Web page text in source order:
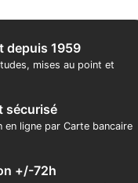
depuis 1959
mises au point et
sécurisé
en ligne par Carte bancaire
+/-72h